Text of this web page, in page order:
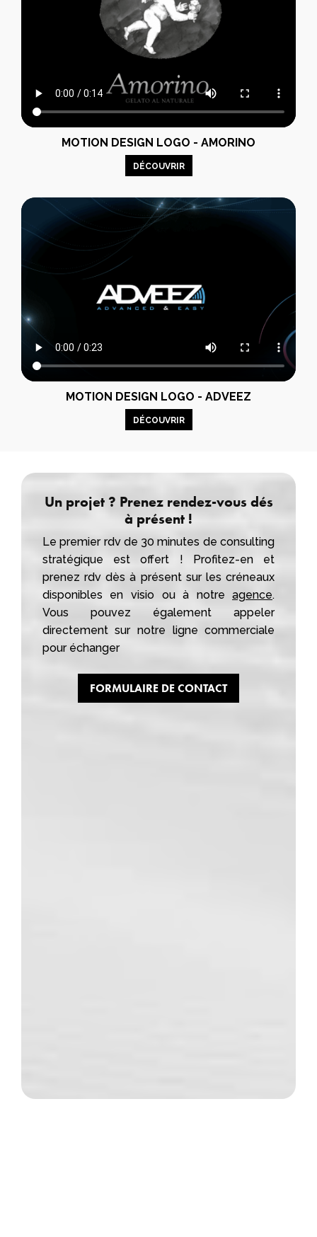
MOTION DESIGN LOGO - AMORINO
DÉCOUVRIR
MOTION DESIGN LOGO - ADVEEZ
DÉCOUVRIR
Un projet ? Prenez rendez-vous dés
à présent !
Le premier rdv de 30 minutes de consulting
stratégique est offert ! Profitez-en et
prenez rdv dès à présent sur les créneaux
disponibles en visio ou à notreagence.
Vous pouvez également appeler
directement sur notre ligne commerciale
pour échanger
FORMULAIRE DE CONTACT